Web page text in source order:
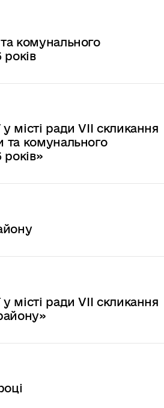
комунального
місті ради VІІ скликання
та комунального
місті ради VІІ скликання